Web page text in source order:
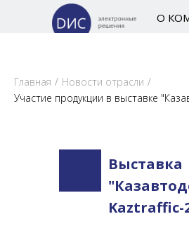
О
Главная / Новости отрасли /
Участие продукции в выставке
Выставка
Kaztraffic-